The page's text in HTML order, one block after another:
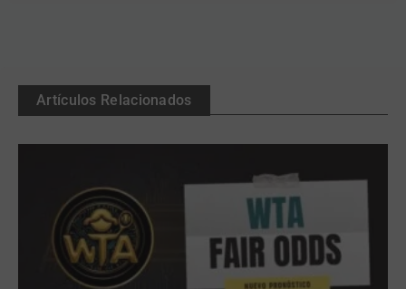
Artículos Relacionados